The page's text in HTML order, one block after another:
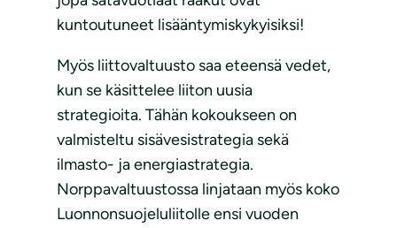
kuntoutuneet lisääntymiskykyisiksi!
Myös liittovaltuusto saa eteensä vedet,
kun se käsittelee liiton uusia
strategioita. Tähän kokoukseen on
valmisteltu sisävesistrategia sekä
ilmasto- ja energiastrategia.
Norppavaltuustossa linjataan myös koko
Luonnonsuojeluliitolle ensi vuoden